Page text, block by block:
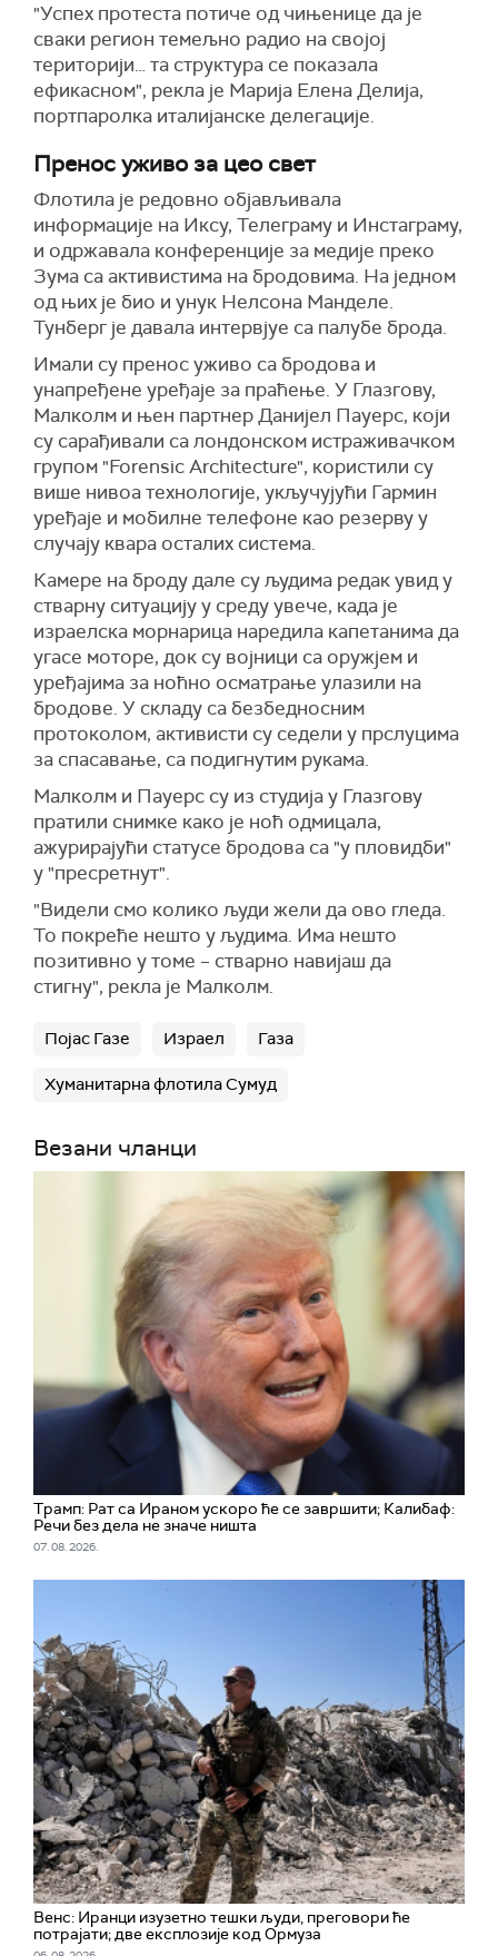
"Успех протеста потиче од чињенице да је
сваки регион темељно радио на својој
територији… та структура се показала
ефикасном", рекла је Марија Елена Делија,
портпаролка италијанске делегације.
Пренос уживо за цео свет
Флотила је редовно објављивала
информације на Иксу, Телеграму и Инстаграму,
и одржавала конференције за медије преко
Зума са активистима на бродовима. На једном
од њих је био и унук Нелсона Манделе.
Тунберг је давала интервјуе са палубе брода.
Имали су пренос уживо са бродова и
унапређене уређаје за праћење. У Глазгову,
Малколм и њен партнер Данијел Пауерс, који
су сарађивали са лондонском истраживачком
групом "Forensic Architecture", користили су
више нивоа технологије, укључујући Гармин
уређаје и мобилне телефоне као резерву у
случају квара осталих система.
Камере на броду дале су људима редак увид у
стварну ситуацију у среду увече, када је
израелска морнарица наредила капетанима да
угасе моторе, док су војници са оружјем и
уређајима за ноћно осматрање улазили на
бродове. У складу са безбедносним
протоколом, активисти су седели у прслуцима
за спасавање, са подигнутим рукама.
Малколм и Пауерс су из студија у Глазгову
пратили снимке како је ноћ одмицала,
ажурирајући статусе бродова са "у пловидби"
у "пресретнут".
"Видели смо колико људи жели да ово гледа.
То покреће нешто у људима. Има нешто
позитивно у томе – стварно навијаш да
стигну", рекла је Малколм.
Појас Газе Израел Газа
Хуманитарна флотила Сумуд
Везани чланци
Трамп: Рат са Ираном ускоро ће се завршити; Калибаф:
Речи без дела не значе ништа
07. 08. 2026.
Венс: Иранци изузетно тешки људи, преговори ће
потрајати; две експлозије код Ормуза